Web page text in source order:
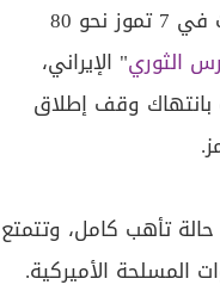
وأوضحت القيادة المركزية أن قواتها كانت قد استهدفت في 7 تموز نحو 80
الثوري" الإيراني،
وقف إطلاق
حالة تأهب كامل، وتتمتع
المسلحة الأميركية.